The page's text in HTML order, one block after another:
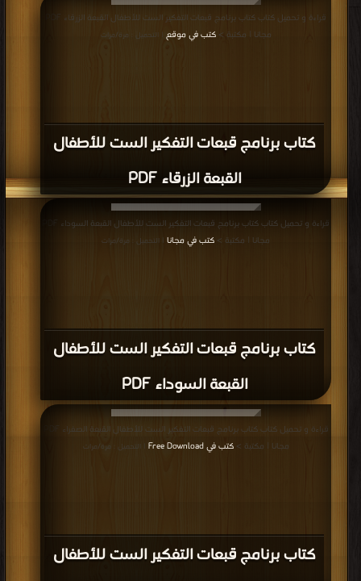
كتاب برنامج قبعات التفكير الست للأطفال
القبعة الزرقاء PDF
مجانا | مكتبة >كتب في موقع | التحميل : مرة/مرات
كتاب برنامج قبعات التفكير الست للأطفال
القبعة السوداء PDF
مجانا | مكتبة > كتب في مجانا | التحميل : مرة/مرات
كتاب برنامج قبعات التفكير الست للأطفال
مجانا | مكتبة >كتب في Free Download | التحميل : مرة/مرات